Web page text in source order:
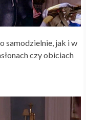
samodzielnie, jak i w
czy obiciach